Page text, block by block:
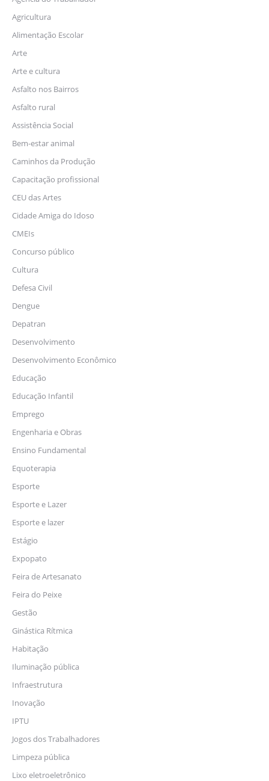
Agricultura
Alimentação Escolar
Arte
Arte e cultura
Asfalto nos Bairros
Asfalto rural
Assistência Social
Bem-estar animal
Caminhos da Produção
Capacitação profissional
CEU das Artes
Cidade Amiga do Idoso
CMEIs
Concurso público
Cultura
Defesa Civil
Dengue
Depatran
Desenvolvimento
Desenvolvimento Econômico
Educação
Educação Infantil
Emprego
Engenharia e Obras
Ensino Fundamental
Equoterapia
Esporte
Esporte e Lazer
Esporte e lazer
Estágio
Expopato
Feira de Artesanato
Feira do Peixe
Gestão
Ginástica Rítmica
Habitação
Iluminação pública
Infraestrutura
Inovação
IPTU
Jogos dos Trabalhadores
Limpeza pública
Lixo eletroeletrônico